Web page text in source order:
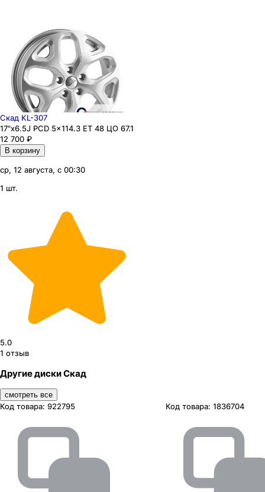
Скад KL-307
17"x6.5J PCD 5x114.3 ЕТ 48 ЦО 67.1
12 700 ₽
В корзину
ср, 12 августа, с 00:30
1 шт.
5.0
1 отзыв
Другие диски Скад
смотреть все
Код товара: 922795 Код товара: 1836704